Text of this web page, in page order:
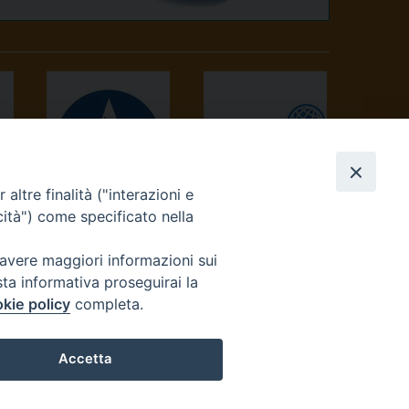
AVVENIRE
altre finalità ("interazioni e
come specificato nella
maggiori informazioni sui
informativa proseguirai la
policy completa.
Accetta